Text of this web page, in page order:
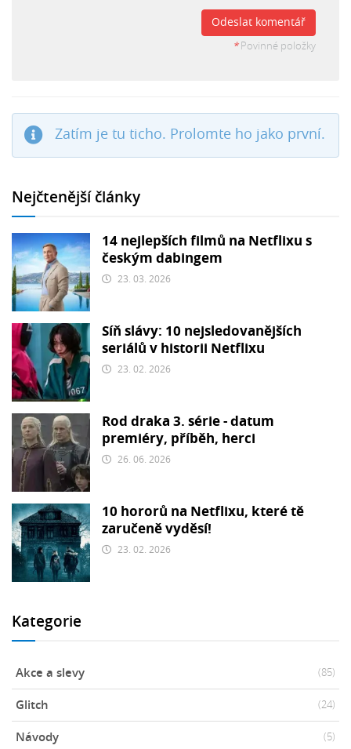
Odeslat komentář
*Povinné položky
Zatím je tu ticho. Prolomte ho jako první.
Nejčtenější články
14 nejlepších filmů na Netflixu s
českým dabingem
23. 03. 2026
Síň slávy: 10 nejsledovanějších
seriálů v historii Netflixu
23. 02. 2026
Rod draka 3. série - datum
premiéry, příběh, herci
26. 06. 2026
10 hororů na Netflixu, které tě
zaručeně vyděsí!
23. 02. 2026
Kategorie
Akce a slevy (85)
Glitch (24)
Návody (5)